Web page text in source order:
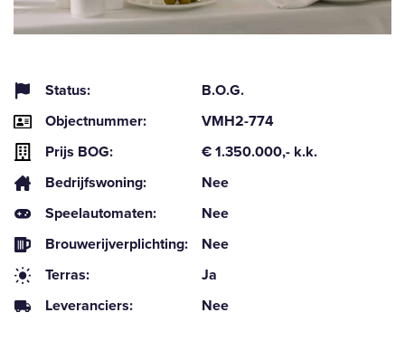
Status:
B.O.G.
Objectnummer:
VMH2-774
Prijs BOG:
€ 1.350.000,- k.k.
Bedrijfswoning:
Nee
Speelautomaten:
Nee
Brouwerijverplichting:
Nee
Terras:
Ja
Leveranciers:
Nee